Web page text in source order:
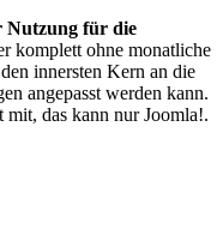
Nutzung für die
komplett ohne monatliche
innersten Kern an die
angepasst werden kann.
das kann nur Joomla!.